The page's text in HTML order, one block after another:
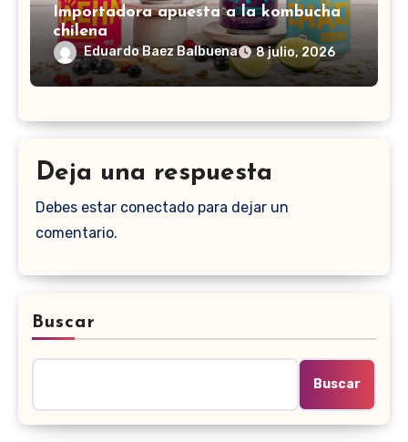
Importadora apuesta a la kombucha
chilena
Eduardo Baez Balbuena 8 julio, 2026
Deja una respuesta
Debes estar conectado para dejar un
comentario.
Buscar
Buscar